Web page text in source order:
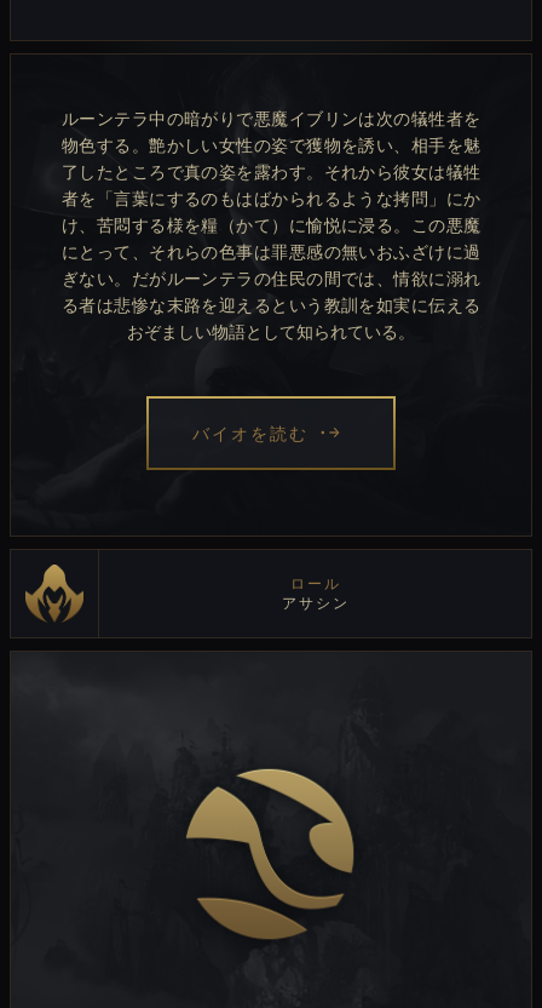
ルーンテラ中の暗がりで悪魔イブリンは次の犠牲者を
物色する。艶かしい女性の姿で獲物を誘い、相手を魅
了したところで真の姿を露わす。それから彼女は犠牲
者を「言葉にするのもはばかられるような拷問」にか
け、苦悶する様を糧（かて）に愉悦に浸る。この悪魔
にとって、それらの色事は罪悪感の無いおふざけに過
ぎない。だがルーンテラの住民の間では、情欲に溺れ
る者は悲惨な末路を迎えるという教訓を如実に伝える
おぞましい物語として知られている。
バイオを読む
ロール
アサシン